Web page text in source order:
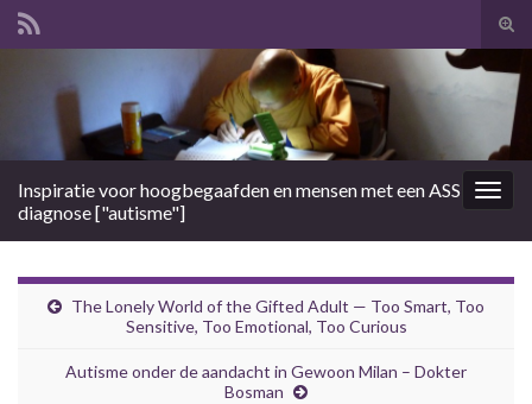
Search for:
Inspiratie voor hoogbegaafden en mensen met een ASS
diagnose ["autisme"]
The Lonely World of the Gifted Adult — Too Smart, Too
Sensitive, Too Emotional, Too Curious
Autisme onder de aandacht in Gewoon Milan – Dokter
Bosman